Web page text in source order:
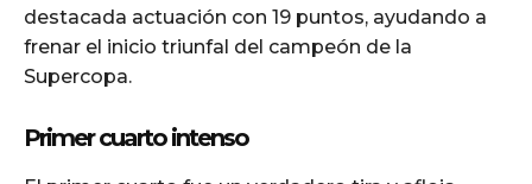
destacada actuación con 19 puntos, ayudando a
frenar el inicio triunfal del campeón de la
Supercopa.
Primer cuarto intenso